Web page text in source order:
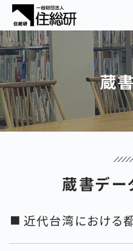
蔵
蔵書デー
近代台湾における